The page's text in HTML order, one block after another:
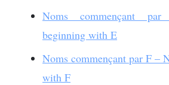
Noms commençant
beginning with E
Noms commençant par F –
with F